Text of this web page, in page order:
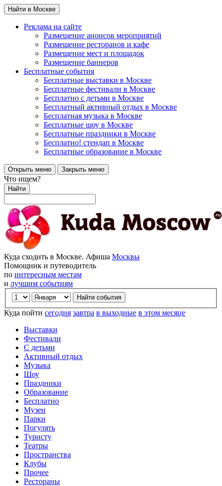
Найти в Москве
Реклама на сайте
Размещение анонсов мероприятий
Размещение ресторанов и кафе
Размещение мест и площадок
Размещение баннеров
Бесплатные события
Бесплатные выставки в Москве
Бесплатные фестивали в Москве
Бесплатно с детьми в Москве
Бесплатный активный отдых в Москве
Бесплатная музыка в Москве
Бесплатные шоу в Москве
Бесплатные праздники в Москве
Бесплатно! стендап в Москве
Бесплатные образование в Москве
Открыть меню Закрыть меню
Что ищем?
Найти
Куда сходить в Москве. Афиша Москвы
Помощник и путеводитель
по интересным местам
и лучшим событиям
Куда пойти сегодня завтра в выходные в этом месяце
Выставки
Фестивали
С детьми
Активный отдых
Музыка
Шоу
Праздники
Образование
Бесплатно
Музеи
Парки
Погулять
Туристу
Театры
Пространства
Клубы
Прочее
Рестораны